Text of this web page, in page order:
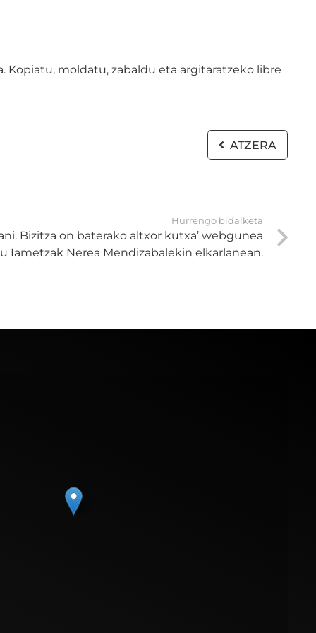
Kopiatu, moldatu, zabaldu eta argitaratzeko libre
ATZERA
Hurrengo bidalketa
Bizitza on baterako altxor kutxa’ webgunea
Iametzak Nerea Mendizabalekin elkarlanean.